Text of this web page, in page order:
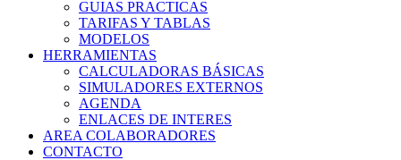
GUIAS PRACTICAS
TARIFAS Y TABLAS
MODELOS
HERRAMIENTAS
CALCULADORAS BÁSICAS
SIMULADORES EXTERNOS
AGENDA
ENLACES DE INTERES
AREA COLABORADORES
CONTACTO